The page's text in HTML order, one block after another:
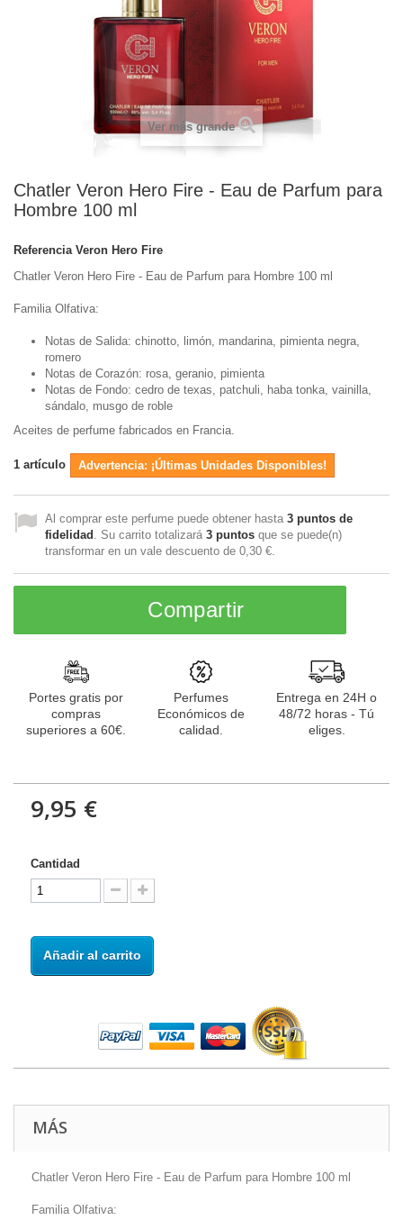
Ver más grande
Chatler Veron Hero Fire - Eau de Parfum para
Hombre 100 ml
Referencia Veron Hero Fire
Chatler Veron Hero Fire - Eau de Parfum para Hombre 100 ml
Familia Olfativa:
Notas de Salida: chinotto, limón, mandarina, pimienta negra,
romero
Notas de Corazón: rosa, geranio, pimienta
Notas de Fondo: cedro de texas, patchuli, haba tonka, vainilla,
sándalo, musgo de roble
Aceites de perfume fabricados en Francia.
1 artículo Advertencia: ¡Últimas Unidades Disponibles!
Al comprar este perfume puede obtener hasta 3 puntos de
fidelidad . Su carrito totalizará 3 puntos que se puede(n)
transformar en un vale descuento de 0,30 €
Compartir
Portes gratis por
compras
superiores a 60€.
Perfumes
Económicos de
calidad.
Entrega en 24H o
48/72 horas - Tú
eliges.
9,95 €
Cantidad
Añadir al carrito
MÁS
Chatler Veron Hero Fire - Eau de Parfum para Hombre 100 ml
Familia Olfativa: